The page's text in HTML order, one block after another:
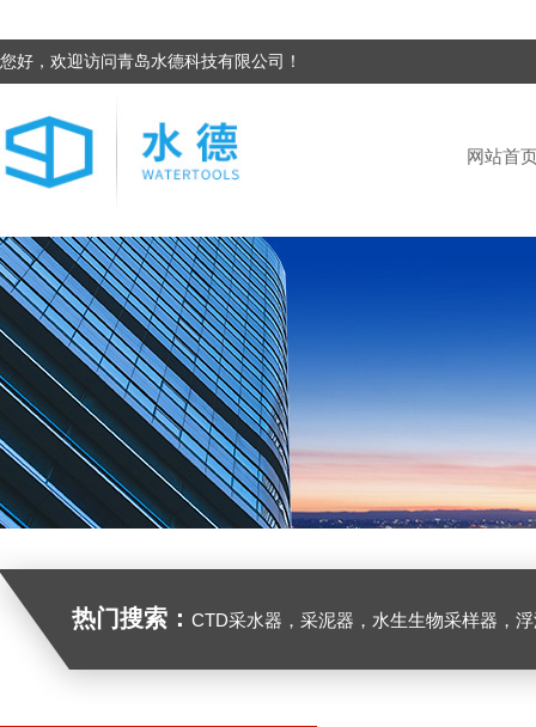
您好，欢迎访问青岛水德科技有限公司！
网站首
热门搜索： CTD采水器，采泥器，水生生物采样器，浮游生物多联采样网，海洋微塑料采样分析系统，浮游动物扫描分析系统，水下颗粒物和浮游动物图像原位采集系